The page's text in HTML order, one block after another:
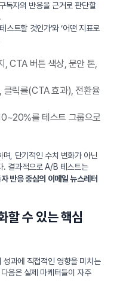
독자의 반응을 근거로 판단할
스트할 것인가’와 ‘어떤 지표로
, CTA 버튼 색상, 문안 톤,
클릭률(CTA 효과), 전환율
를 테스트 그룹으로
, 단기적인 수치 변화가 아닌
. 결과적으로 A/B 테스트는
반응 중심의 이메일 뉴스레터
수 있는 핵심
성과에 직접적인 영향을 미치는
음은 실제 마케터들이 자주